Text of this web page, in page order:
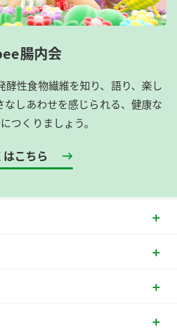
腸内会
酵性食物繊維を知り、語り、楽し
なしあわせを感じられる、健康な
つくりましょう。
こちら